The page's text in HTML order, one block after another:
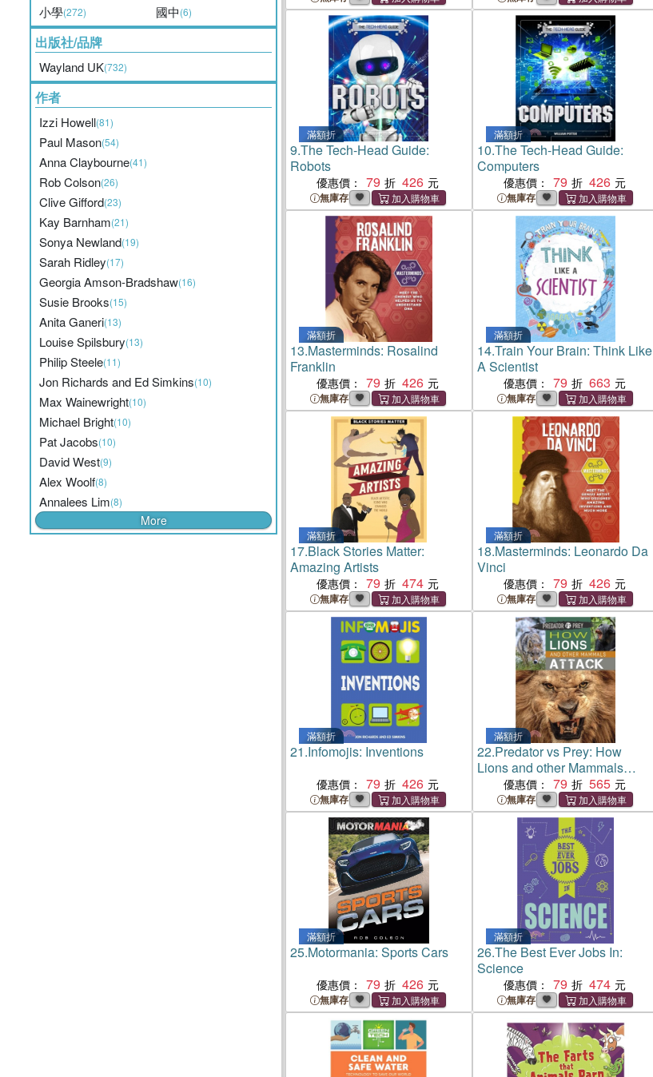
小學(272) 國中(6)
出版社/品牌
Wayland UK(732)
作者
Izzi Howell(81)
Paul Mason(54)
Anna Claybourne(41)
Rob Colson(26)
Clive Gifford(23)
Kay Barnham(21)
Sonya Newland(19)
Sarah Ridley(17)
Georgia Amson-Bradshaw(16)
Susie Brooks(15)
Anita Ganeri(13)
Louise Spilsbury(13)
Philip Steele(11)
Jon Richards and Ed Simkins(10)
Max Wainewright(10)
Michael Bright(10)
Pat Jacobs(10)
David West(9)
Alex Woolf(8)
Annalees Lim(8)
More
滿額折
9.The Tech-Head Guide:
Robots
優惠價： 79 426
無庫存
滿額折
10.The Tech-Head Guide:
Computers
優惠價： 79 426
無庫存
滿額折
13.Masterminds: Rosalind
Franklin
優惠價： 79 426
無庫存
滿額折
14.Train Your Brain: Think Like
A Scientist
優惠價： 79 663
無庫存
滿額折
17.Black Stories Matter:
Amazing Artists
優惠價： 79 474
無庫存
滿額折
18.Masterminds: Leonardo Da
Vinci
優惠價： 79 426
無庫存
滿額折
21.Infomojis: Inventions
優惠價： 79 426
無庫存
滿額折
22.Predator vs Prey: How
Lions and other Mammals
Attack優惠價： 79 565
無庫存
滿額折
25.Motormania: Sports Cars
優惠價： 79 426
無庫存
滿額折
26.The Best Ever Jobs In:
Science
優惠價： 79 474
無庫存